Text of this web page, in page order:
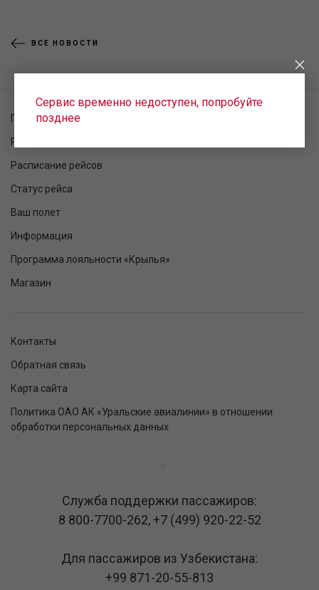
ВСЕ НОВОСТИ
Сервис временно недоступен, попробуйте
позднее
Проверка заказа
Регистрация на рейс
Расписание рейсов
Статус рейса
Ваш полет
Информация
Программа лояльности «Крылья»
Магазин
Контакты
Обратная связь
Карта сайта
Политика ОАО АК «Уральские авиалинии» в отношении
обработки персональных данных
Служба поддержки пассажиров:
8 800-7700-262,+7 (499) 920-22-52
Для пассажиров из Узбекистана:
+99 871-20-55-813